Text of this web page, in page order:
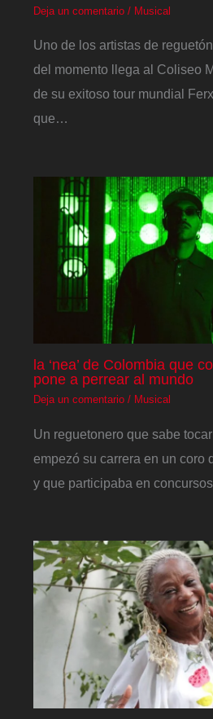
Deja un comentario / Musical
Uno de los artistas de
del momento llega al Coliseo
de su exitoso tour mundial
que…
la ‘nea’ de Colombia que
pone a perrear al mundo
Deja un comentario / Musical
Un reguetonero que sabe
empezó su carrera en un coro
y que participaba en